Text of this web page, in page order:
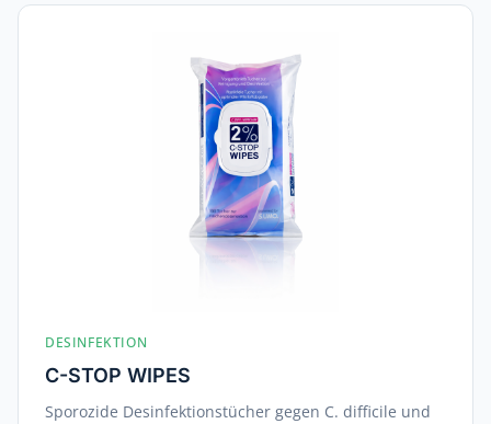
DESINFEKTION
C-STOP WIPES
Sporozide Desinfektionstücher gegen C. difficile und